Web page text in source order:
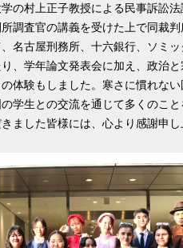
の村上正子教授による民事訴訟
調査官の講義を受けた上で同裁
名古屋刑務所、十六銀行、ソミ
、学年論文発表会に加え、政治
体験もしました。寒さに慣れな
学生との交流を通じて多くのこ
ました皆様には、心より感謝申